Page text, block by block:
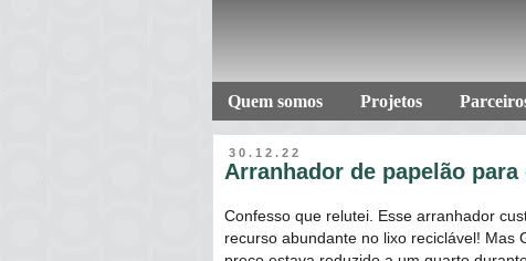
Quem somos Projetos
30.12.22
Arranhador de papelão
Confesso que relutei. Esse arranhador
recurso abundante no lixo reciclável! Mas